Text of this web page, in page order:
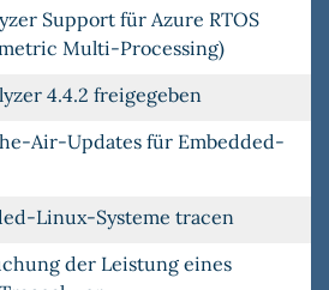
Support für Azure RTOS
Multi-Processing)
4.4.2 freigegeben
Air-Updates für Embedded-
Linux-Systeme tracen
der Leistung eines